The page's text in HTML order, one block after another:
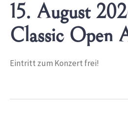
15. August
Classic Open
Eintritt zum Konzert frei!